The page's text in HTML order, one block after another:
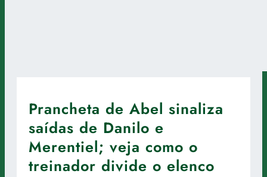
Prancheta de Abel sinaliza
saídas de Danilo e
Merentiel; veja como o
treinador divide o elenco